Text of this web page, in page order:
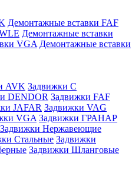
Демонтажные вставки FAF
Демонтажные вставки
VGA Демонтажные вставки
AVK Задвижки C
DENDOR Задвижки FAF
JAFAR Задвижки VAG
VGA Задвижки ГРАНАР
Задвижки Нержавеющие
Стальные Задвижки
Задвижки Шланговые